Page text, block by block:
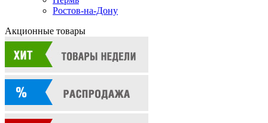
Ростов-на-Дону
Акционные товары